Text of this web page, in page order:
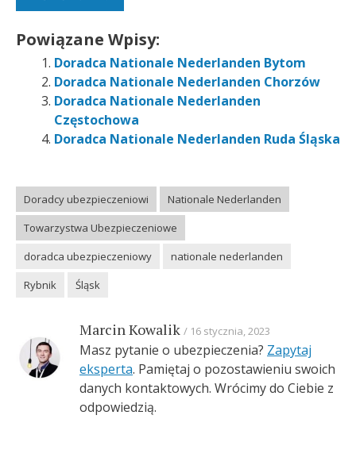
Powiązane Wpisy:
Doradca Nationale Nederlanden Bytom
Doradca Nationale Nederlanden Chorzów
Doradca Nationale Nederlanden
Częstochowa
Doradca Nationale Nederlanden Ruda Śląska
Doradcy ubezpieczeniowi
Nationale Nederlanden
Towarzystwa Ubezpieczeniowe
doradca ubezpieczeniowy
nationale nederlanden
Rybnik
Śląsk
Marcin Kowalik 16 stycznia, 2023
Masz pytanie o ubezpieczenia? Zapytaj
eksperta. Pamiętaj o pozostawieniu swoich
danych kontaktowych. Wrócimy do Ciebie z
odpowiedzią.